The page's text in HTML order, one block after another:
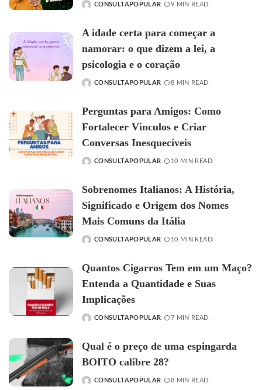
POSTED
CONSULTAPOPULAR 9 MIN READ
A idade certa para começar a
namorar: o que dizem a lei, a
psicologia e o coração
POSTED
CONSULTAPOPULAR 8 MIN READ
Perguntas para Amigos: Como
Fortalecer Vínculos e Criar
Conversas Inesquecíveis
POSTED
CONSULTAPOPULAR 10 MIN READ
Sobrenomes Italianos: A História,
Significado e Origem dos Nomes
Mais Comuns da Itália
POSTED
CONSULTAPOPULAR 10 MIN READ
Quantos Cigarros Tem em um Maço?
Entenda a Quantidade e Suas
Implicações
POSTED
CONSULTAPOPULAR 7 MIN READ
Qual é o preço de uma espingarda
BOITO calibre 28?
POSTED
CONSULTAPOPULAR 8 MIN READ